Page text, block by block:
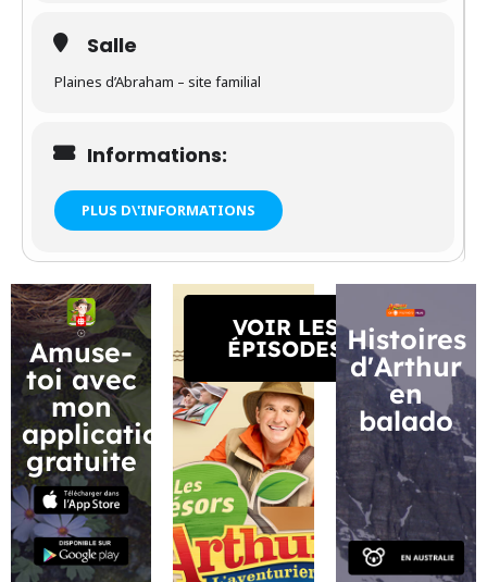
Salle
Plaines d’Abraham – site familial
Informations:
PLUS D\'INFORMATIONS
Amuse-
toi avec
mon
application
gratuite
VOIR LES
ÉPISODES Histoires
d'Arthur
en
balado